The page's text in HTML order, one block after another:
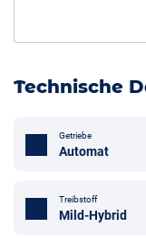
Technische
Getriebe
Automat
Treibstoff
Mild-Hybrid